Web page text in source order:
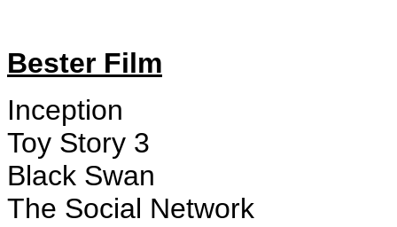
Bester Film
Inception
Toy Story 3
Black Swan
The Social Network